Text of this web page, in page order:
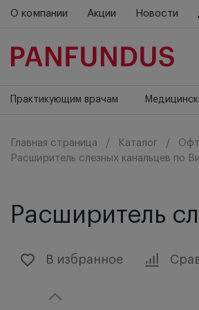
О компании Акции Новости
Практикующим врачам
Главная страница Каталог
Расширитель слезных канальцев по
Расширитель
В избранное